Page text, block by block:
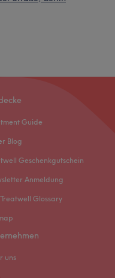
Guide
Blog
Geschenkgutschein
Anmeldung
Glossary
uns